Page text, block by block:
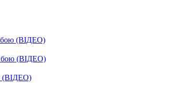
бою (ВІДЕО)
бою (ВІДЕО)
(ВІДЕО)